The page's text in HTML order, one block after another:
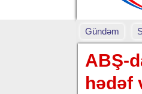
Gündəm
ABŞ-
hədəf